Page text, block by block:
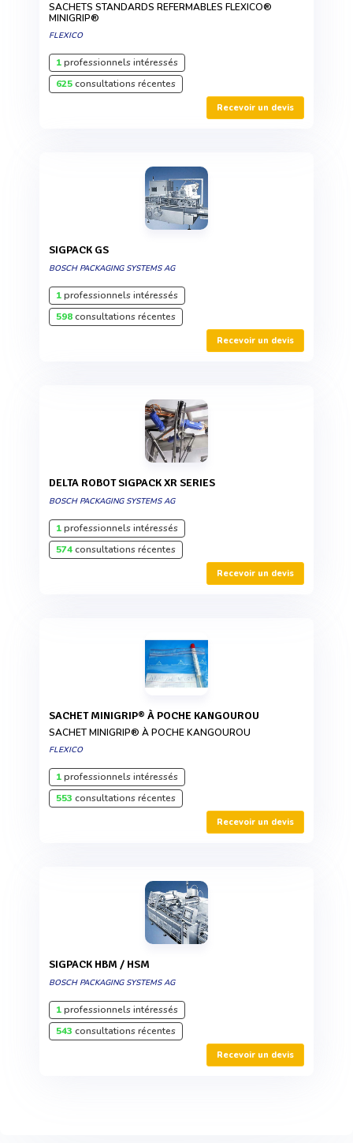
SACHETS STANDARDS REFERMABLES FLEXICO®
MINIGRIP®
FLEXICO
1professionnels intéressés
625consultations récentes
Recevoir un devis
SIGPACK GS
BOSCH PACKAGING SYSTEMS AG
1professionnels intéressés
598consultations récentes
Recevoir un devis
DELTA ROBOT SIGPACK XR SERIES
BOSCH PACKAGING SYSTEMS AG
1professionnels intéressés
574consultations récentes
Recevoir un devis
SACHET MINIGRIP® À POCHE KANGOUROU
SACHET MINIGRIP® À POCHE KANGOUROU
FLEXICO
1professionnels intéressés
553 consultations récentes
Recevoir un devis
SIGPACK HBM / HSM
BOSCH PACKAGING SYSTEMS AG
1professionnels intéressés
543 consultations récentes
Recevoir un devis